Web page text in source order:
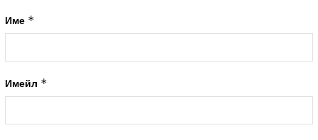
Име *
Имейл *